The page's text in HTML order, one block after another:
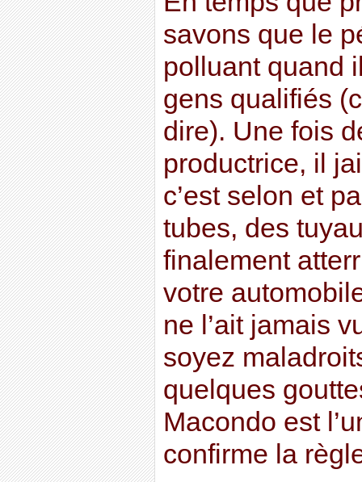
savons que le
polluant quand
gens qualifiés
dire). Une fois
productrice, il
c’est selon et
tubes, des
finalement
votre
ne l’ait jamais
soyez
quelques
Macondo est
confirme la